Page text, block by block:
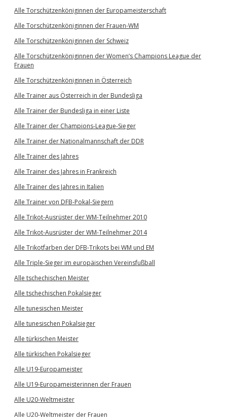
Alle Torschützenköniginnen der Europameisterschaft
Alle Torschützenköniginnen der Frauen-WM
Alle Torschützenköniginnen der Schweiz
Alle Torschützenköniginnen der Women’s Champions League der
Frauen
Alle Torschützenköniginnen in Österreich
Alle Trainer aus Österreich in der Bundesliga
Alle Trainer der Bundesliga in einer Liste
Alle Trainer der Champions-League-Sieger
Alle Trainer der Nationalmannschaft der DDR
Alle Trainer des Jahres
Alle Trainer des Jahres in Frankreich
Alle Trainer des Jahres in Italien
Alle Trainer von DFB-Pokal-Siegern
Alle Trikot-Ausrüster der WM-Teilnehmer 2010
Alle Trikot-Ausrüster der WM-Teilnehmer 2014
Alle Trikotfarben der DFB-Trikots bei WM und EM
Alle Triple-Sieger im europäischen Vereinsfußball
Alle tschechischen Meister
Alle tschechischen Pokalsieger
Alle tunesischen Meister
Alle tunesischen Pokalsieger
Alle türkischen Meister
Alle türkischen Pokalsieger
Alle U19-Europameister
Alle U19-Europameisterinnen der Frauen
Alle U20-Weltmeister
Alle U20-Weltmeister der Frauen